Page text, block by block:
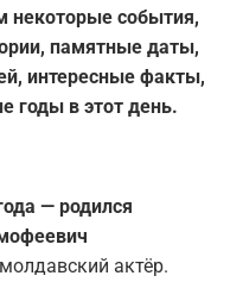
некоторые события,
памятные даты,
интересные факты,
годы в этот день.
— родился
актёр.